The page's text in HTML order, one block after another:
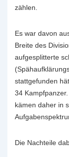
zählen.
Es war davon
Breite des
aufgesplitterte
stattgefunden
34
kämen daher in
Die Nachteile